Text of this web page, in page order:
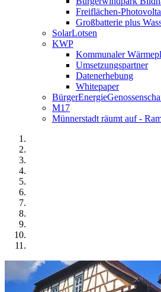
Freiflächen-
Großbatterie plus
SolarLotsen
KWP
Kommunaler
Umsetzungspartner
Datenerhebung
Whitepaper
M17
Münnerstadt räumt auf -